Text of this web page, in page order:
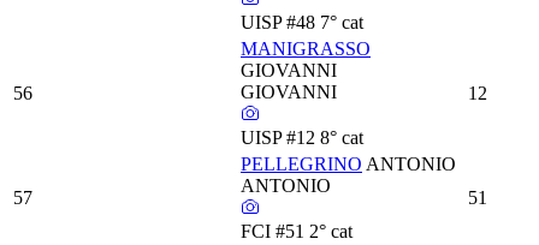
UISP #48 7° cat
56
MANIGRASSO
GIOVANNI
GIOVANNI
UISP #12 8° cat
12
57
PELLEGRINO ANTONIO
ANTONIO
FCI #51 2° cat
51